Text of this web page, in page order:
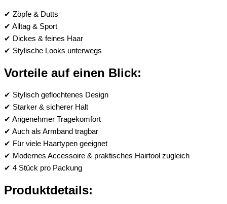
✔ Zöpfe & Dutts
✔ Alltag & Sport
✔ Dickes & feines Haar
✔ Stylische Looks unterwegs
Vorteile auf einen Blick:
✔ Stylisch geflochtenes Design
✔ Starker & sicherer Halt
✔ Angenehmer Tragekomfort
✔ Auch als Armband tragbar
✔ Für viele Haartypen geeignet
✔ Modernes Accessoire & praktisches Hairtool zugleich
✔ 4 Stück pro Packung
Produktdetails: